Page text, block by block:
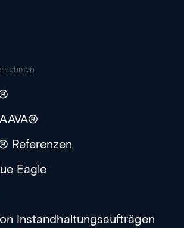
Referenzen
Eagle
Instandhaltungsaufträgen